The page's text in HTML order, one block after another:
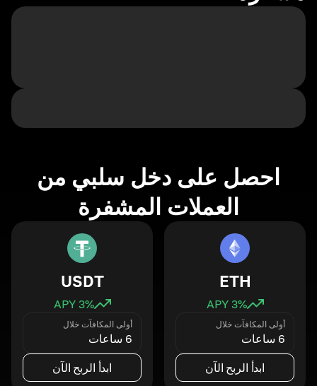
احصل على دخل سلبي من
العملات المشفرة
ETH
3% APY
أولى المكافآت خلال
6 ساعات
ابدأ الربح الآن
USDT
3% APY
أولى المكافآت خلال
6 ساعات
ابدأ الربح الآن